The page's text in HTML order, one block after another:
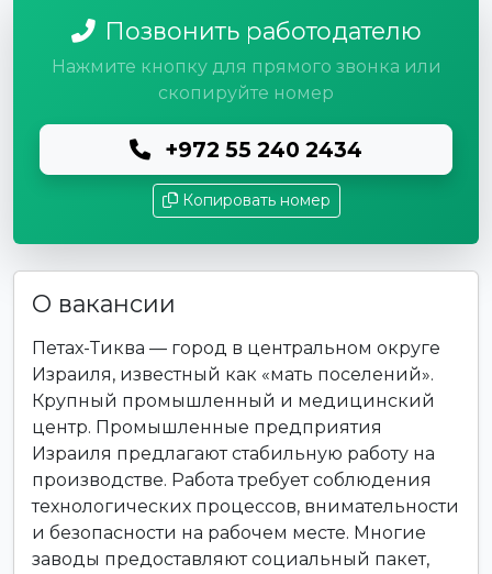
Позвонить работодателю
Нажмите кнопку для прямого звонка или
скопируйте номер
+972 55 240 2434
Копировать номер
О вакансии
Петах-Тиква — город в центральном округе
Израиля, известный как «мать поселений».
Крупный промышленный и медицинский
центр. Промышленные предприятия
Израиля предлагают стабильную работу на
производстве. Работа требует соблюдения
технологических процессов, внимательности
и безопасности на рабочем месте. Многие
заводы предоставляют социальный пакет,